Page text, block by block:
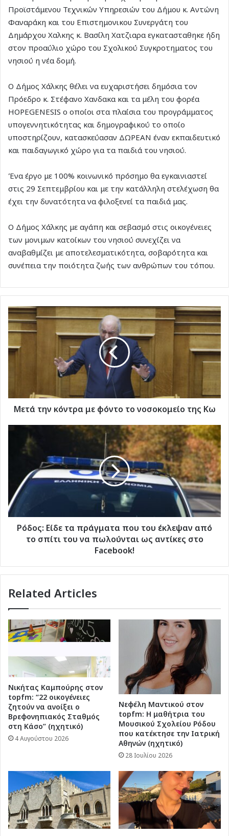
Προϊστάμενου Τεχνικών Υπηρεσιών του Δήμου κ. Αντώνη
Φαναράκη και του Επιστημονικου Συνεργάτη του
Δημάρχου Χαλκης κ. Βασίλη Χατζιαρα εγκατασταθηκε ήδη
στον προαύλιο χώρο του Σχολικού Συγκροτηματος του
νησιού η νέα δομή.
Ο Δήμος Χάλκης θέλει να ευχαριστήσει δημόσια τον
Πρόεδρο κ. Στέφανο Χανδακα και τα μέλη του φορέα
HOPEGENESIS ο οποίοι στα πλαίσια του προγράμματος
υπογεννητικότητας και δημογραφικού το οποίο
υποστηρίζουν, κατασκεύασαν ΔΩΡΕΑΝ έναν εκπαιδευτικό
και παιδαγωγικό χώρο για τα παιδιά του νησιού.
Ένα έργο με 100% κοινωνικό πρόσημο θα εγκαινιαστεί
στις 29 Σεπτεμβρίου και με την κατάλληλη στελέχωση θα
έχει την δυνατότητα να φιλοξενεί τα παιδιά μας.
Ο Δήμος Χάλκης με αγάπη και σεβασμό στις οικογένειες
των μονιμων κατοίκων του νησιού συνεχίζει να
αναβαθμίζει με αποτελεσματικότητα, σοβαρότητα και
συνέπεια την ποιότητα ζωής των ανθρώπων του τόπου.
Μετά
την
κόντρα
φόντο
Κω
Μετά την κόντρα με φόντο το νοσοκομείο της Κω
Ρόδος:
έκλεψαν
από
το
σπίτι
ως
στο
Ρόδος: Είδε τα πράγματα που του έκλεψαν από
το σπίτι του να πωλούνται ως αντίκες στο
Facebook!
Related Articles
Νικήτας Καμπούρης στον
topfm: “22 οικογένειες
ζητούν να ανοίξει ο
Βρεφονηπιακός Σταθμός
στη Κάσο” (ηχητικό)
4 Αυγούστου 2026
Νεφέλη Μαντικού στον
topfm: Η μαθήτρια του
Μουσικού Σχολείου Ρόδου
που κατέκτησε την Ιατρική
Αθηνών (ηχητικό)
28 Ιουλίου 2026